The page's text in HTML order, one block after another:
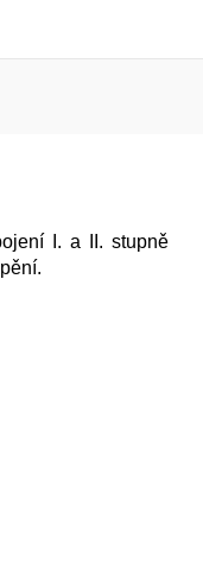
I. a II. stupně